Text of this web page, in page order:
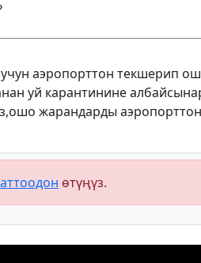
аэропорттон текшерип
уй карантинине
жарандарды
өтүңүз.